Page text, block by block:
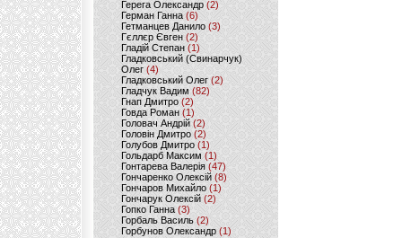
Герега Олександр (2)
Герман Ганна (6)
Гетманцев Данило (3)
Гєллєр Євген (2)
Гладій Степан(1)
Гладковський (Свинарчук)
Олег (4)
Гладковський Олег (2)
Гладчук Вадим (82)
Гнап Дмитро (2)
Говда Роман(1)
Головач Андрій (2)
Головін Дмитро (2)
Голубов Дмитро (1)
Гольдарб Максим(1)
Гонтарева Валерія (47)
Гончаренко Олексій(8)
Гончаров Михайло (1)
Гончарук Олексій (2)
Гопко Ганна (3)
Горбаль Василь (2)
Горбунов Олександр (1)